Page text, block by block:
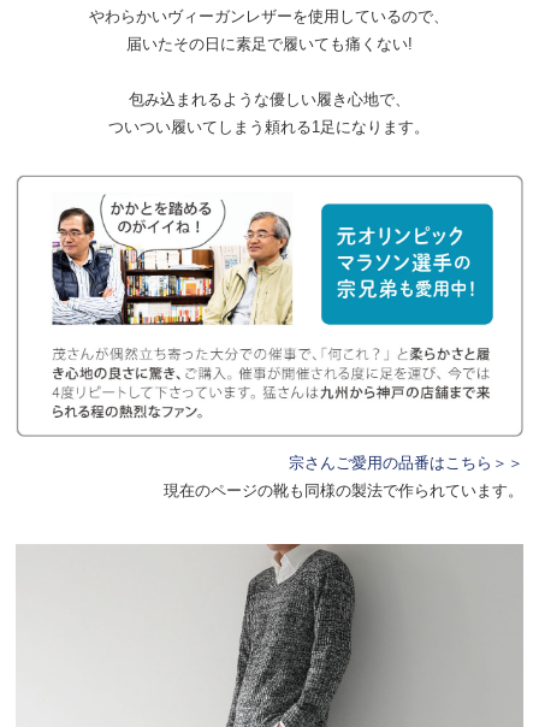
やわらかいヴィーガンレザーを使用しているので、
届いたその日に素足で履いても痛くない!
包み込まれるような優しい履き心地で、
ついつい履いてしまう頼れる1足になります。
宗さんご愛用の品番はこちら＞＞
現在のページの靴も同様の製法で作られています。